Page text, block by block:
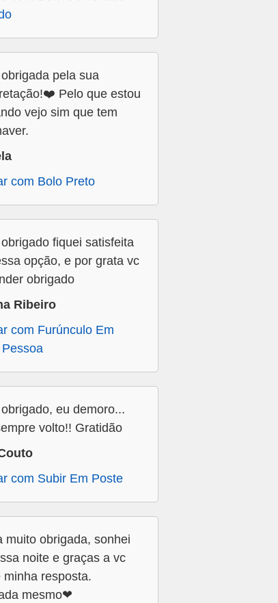
pela sua
Pelo que estou
vejo sim que tem
com Bolo Preto
fiquei satisfeita
opção, e por grata vc
obrigado
Ribeiro
com Furúnculo Em
eu demoro...
volto!! Gratidão
com Subir Em Poste
muito obrigada, sonhei
noite e graças a vc
minha resposta.
mesmo❤